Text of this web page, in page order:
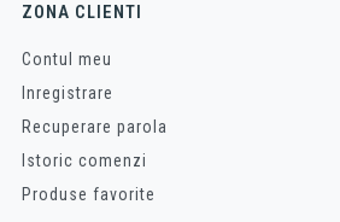
ZONA CLIENTI
Contul meu
Inregistrare
Recuperare parola
Istoric comenzi
Produse favorite